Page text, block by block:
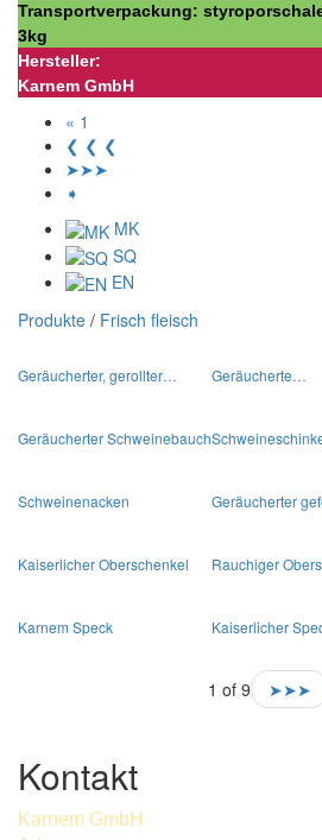
Transportverpackung:
3kg
Hersteller:
Karnem GmbH
« 1
❮ ❮ ❮
➤➤➤
➧
MK
SQ
EN
Produkte / Frisch fleisch
Geräucherter, gerollter… Geräucherte…
Geräucherter Schweinebauch
Schweinenacken Geräucherter
Kaiserlicher Oberschenkel Rauchiger
Karnem Speck Kaiserlicher
1 of 9 ➤➤➤
Kontakt
Karnem GmbH